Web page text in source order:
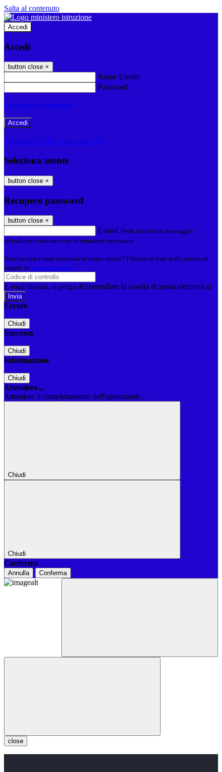
Salta al contenuto
Accedi
Accedi
button close ×
Nome Utente
Password
Password dimenticata?
-
Entra con SPID
Entra con CIE
Seleziona utente
button close ×
Recupero password
button close ×
E-mail Verrà inviato un messaggio
all'indirizzo indicato con le istruzioni necessarie.
Non hai una e-mail associata al nome utente? Effettua il reset della password
tramite la Login Spaggiari
E-mail inviata, si prega di controllare la casella di posta elettronica!
Errore
Chiudi
Successo
Chiudi
Informazione
Chiudi
Attendere...
Attendere il completamento dell'operazione...
Chiudi
Chiudi
Conferma
Annulla Conferma
close